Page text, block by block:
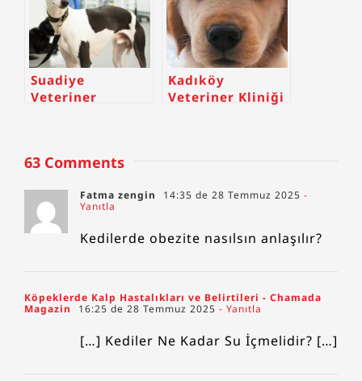
Suadiye
Veteriner
Kadıköy
Veteriner Kliniği
63 Comments
Fatma zengin 14:35 de 28 Temmuz 2025 -
Yanıtla
Kedilerde obezite nasılsın anlaşılır?
Köpeklerde Kalp Hastalıkları ve Belirtileri - Chamada
Magazin
16:25 de 28 Temmuz 2025 - Yanıtla
[…] Kediler Ne Kadar Su İçmelidir? […]